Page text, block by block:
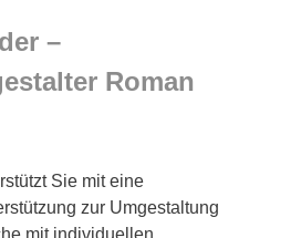
–
Roman
Sie mit eine
zur Umgestaltung